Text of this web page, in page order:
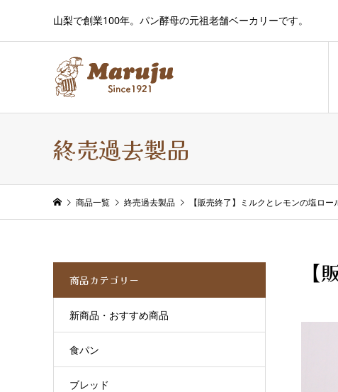
山梨で創業100年。パン酵母の元祖老舗ベーカリーです。
終売過去製品
商品一覧 終売過去製品 【販売終了】ミルクとレモンの塩ロー
【
商品カテゴリー
新商品・おすすめ商品
食パン
ブレッド